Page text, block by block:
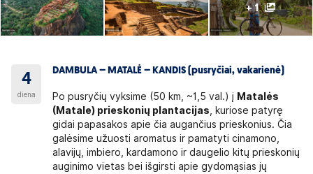
+ 1
4
diena
DAMBULA – MATALĖ – KANDIS (pusryčiai, vakarienė)
Po pusryčių vyksime (50 km, ~1,5 val.) į Matalės
(Matale) prieskonių plantacijas , kuriose patyrę
gidai papasakos apie čia augančius prieskonius. Čia
galėsime užuosti aromatus ir pamatyti cinamono,
alavijų, imbiero, kardamono ir daugelio kitų prieskonių
auginimo vietas bei išgirsti apie gydomąsias jų